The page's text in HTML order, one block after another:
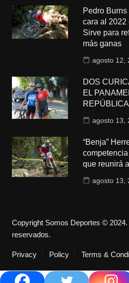
Pedro
cara al 2022
Sirve para
más ganas
agosto 12,
DOS
EL
agosto 13,
“Benja”
que reunirá
agosto 13,
Copyright Somos Deportes © 2024.
reservados.
Privacy Policy Terms &